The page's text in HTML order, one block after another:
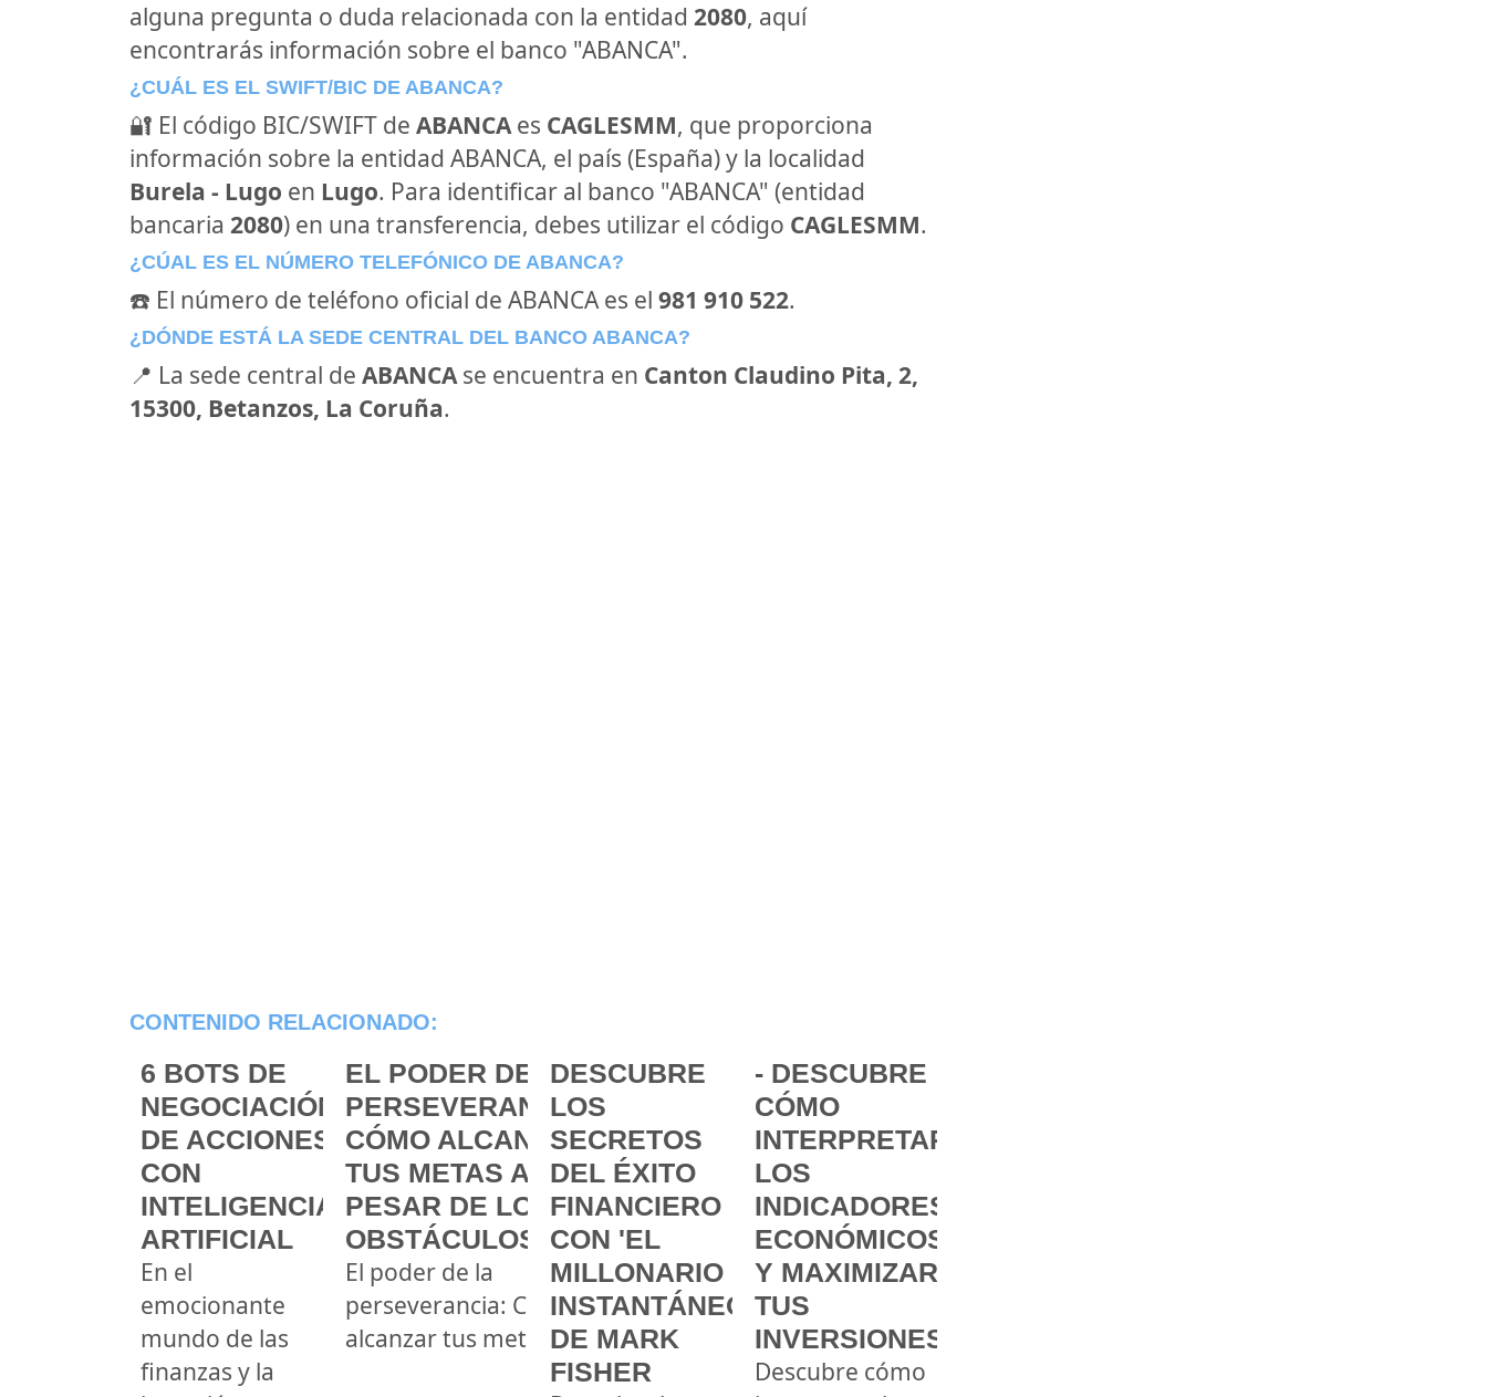
alguna pregunta o duda relacionada con la entidad 2080, aquí
encontrarás información sobre el banco "ABANCA".
¿CUÁL ES EL SWIFT/BIC DE ABANCA?
🔐 El código BIC/SWIFT de ABANCAes CAGLESMM, que proporciona
información sobre la entidad ABANCA, el país (España) y la localidad
Burela - Lugo en Lugo. Para identificar al banco "ABANCA" (entidad
bancaria 2080) en una transferencia, debes utilizar el código CAGLESMM.
¿CÚAL ES EL NÚMERO TELEFÓNICO DE ABANCA?
☎️ El número de teléfono oficial de ABANCA es el 981 910 522.
¿DÓNDE ESTÁ LA SEDE CENTRAL DEL BANCO ABANCA?
📍 La sede central de ABANCAse encuentra en Canton Claudino Pita, 2,
15300, Betanzos, La Coruña.
CONTENIDO RELACIONADO:
6 BOTS DE
NEGOCIACIÓN
DE ACCIONES
CON
INTELIGENCIA
ARTIFICIAL
En el
emocionante
mundo de las
finanzas y la
EL PODER DE LA
PERSEVERANCIA:
CÓMO ALCANZAR
TUS METAS A
PESAR DE LOS
OBSTÁCULOS
El poder de la
perseverancia: Cómo
alcanzar tus metas
DESCUBRE
LOS
SECRETOS
DEL ÉXITO
FINANCIERO
CON 'EL
MILLONARIO
INSTANTÁNEO'
DE MARK
FISHER
- DESCUBRE
CÓMO
INTERPRETAR
LOS
INDICADORES
ECONÓMICOS
Y MAXIMIZAR
TUS
INVERSIONES
Descubre cómo